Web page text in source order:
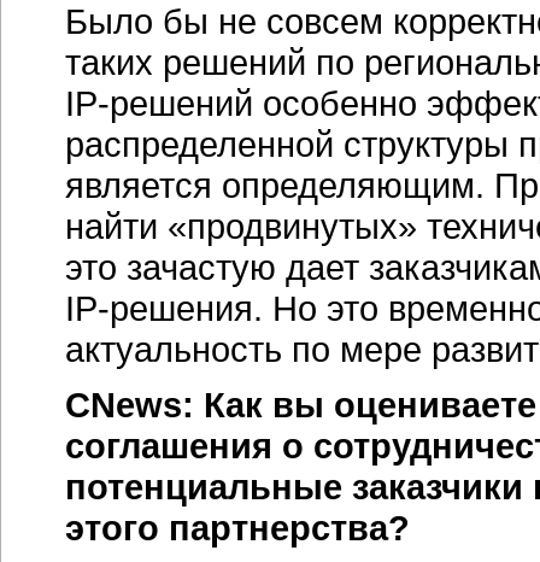
Было бы не совсем
таких решений по
IP-решений особенно
распределенной структуры
является определяющим.
найти «продвинутых»
это зачастую дает
IP-решения. Но это
актуальность по мере
CNews: Как вы
соглашения о
потенциальные
этого партнерства?